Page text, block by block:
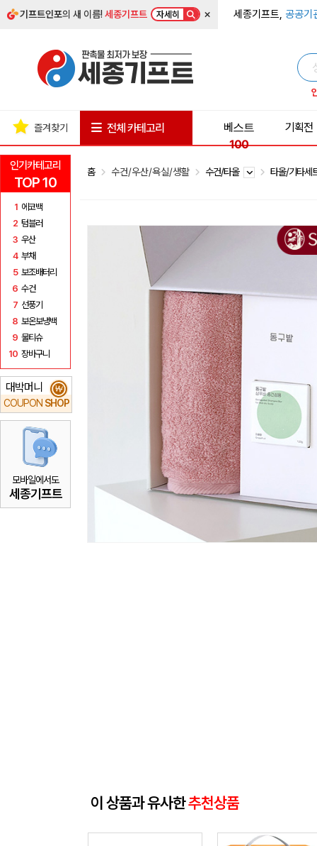
기프트인포의 새 이름!세종기프트 자세히 × 세종기프트, 공공기
인기카테고리
TOP 10
1 에코백
2 텀블러
3 우산
4 부채
5 보조배터리
6 수건
7 선풍기
8 보온보냉백
9 물티슈
10 장바구니
대박머니
COUPON SHOP
₩
모바일에서도
세종기프트
즐겨찾기 전체 카테고리
베스트
100
기획전
홈 수건/우산/욕실/생활 수건/타올 타올/기타
이 상품과 유사한추천상품